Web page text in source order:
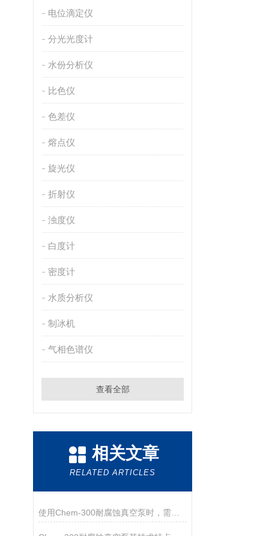
电位滴定仪
分光光度计
水份分析仪
比色仪
色差仪
熔点仪
旋光仪
折射仪
浊度仪
白度计
密度计
水质分析仪
制冰机
气相色谱仪
查看全部
相关文章
RELATED ARTICLES